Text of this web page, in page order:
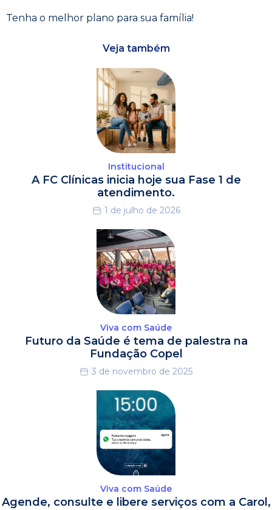
Tenha o melhor plano para sua família!
Veja também
Institucional
A FC Clínicas inicia hoje sua Fase 1 de
atendimento.
1 de julho de 2026
Viva com Saúde
Futuro da Saúde é tema de palestra na
Fundação Copel
3 de novembro de 2025
Viva com Saúde
Agende, consulte e libere serviços com a Carol,